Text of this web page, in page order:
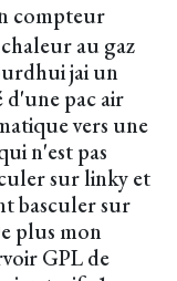
compteur
au gaz
jai un
d'une pac air
vers une
n'est pas
sur linky et
basculer sur
plus mon
GPL de